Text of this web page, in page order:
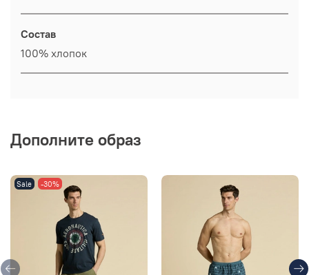
Состав
100% хлопок
Дополните образ
Sale -30%